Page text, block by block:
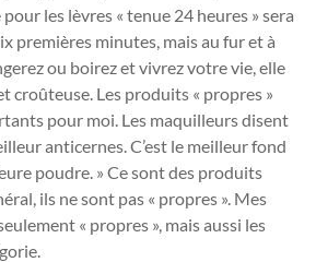
les lèvres « tenue 24 heures » sera
premières minutes, mais au fur et à
ou boirez et vivrez votre vie, elle
croûteuse. Les produits « propres »
pour moi. Les maquilleurs disent
anticernes. C’est le meilleur fond
poudre. » Ce sont des produits
ils ne sont pas « propres ». Mes
« propres », mais aussi les